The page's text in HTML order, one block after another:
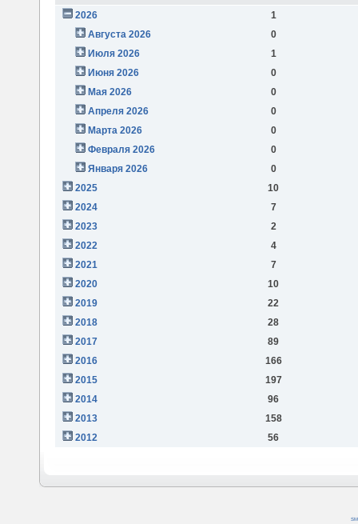
2026
1
Августа 2026
0
Июля 2026
1
Июня 2026
0
Мая 2026
0
Апреля 2026
0
Марта 2026
0
Февраля 2026
0
Января 2026
0
2025
10
2024
7
2023
2
2022
4
2021
7
2020
10
2019
22
2018
28
2017
89
2016
166
2015
197
2014
96
2013
158
2012
56